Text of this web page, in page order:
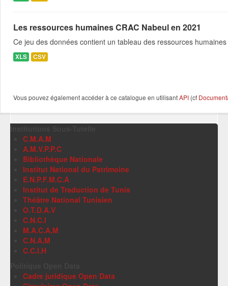
Les ressources humaines CRAC Nabeul en 2021
Ce jeu des données contient un tableau des ressources
XLS CSV
Vous pouvez également accéder à ce catalogue en utilisantAPI (cf
C.M.A.M
A.M.V.P.P.C
Bibliothèque Nationale
Institut National du Patrimoine
E.N.P.F.M.C.A
Institut de Traduction de Tunis
Théâtre National Tunisien
O.T.D.A.V
C.N.C.I
M.A.C.A.M
C.N.A.M
C.C.I.H
Cadre juridique Open Data